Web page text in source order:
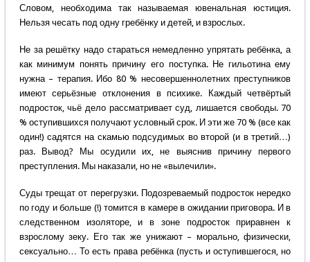
Словом, необходима так называемая ювенальная юстиция.
Нельзя чесать под одну гребёнку и детей, и взрослых.
Не за решётку надо стараться немедленно упрятать ребёнка, а
как минимум понять причину его поступка. Не гильотина ему
нужна – терапия. Ибо 80 % несовершеннолетних преступников
имеют серьёзные отклонения в психике. Каждый четвёртый
подросток, чьё дело рассматривает суд, лишается свободы. 70
% оступившихся получают условный срок. И эти же 70 % (все как
один!) садятся на скамью подсудимых во второй (и в третий…)
раз. Вывод? Мы осудили их, не выяснив причину первого
преступления. Мы наказали, но не «вылечили».
Суды трещат от перегрузки. Подозреваемый подросток нередко
по году и больше (!) томится в камере в ожидании приговора. И в
следственном изоляторе, и в зоне подросток приравнен к
взрослому зеку. Его так же унижают – морально, физически,
сексуально… То есть права ребёнка (пусть и оступившегося, но